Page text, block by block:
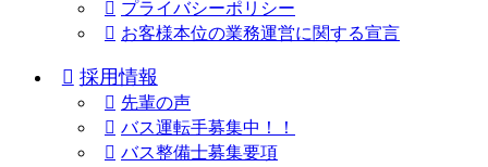
プライバシーポリシー
お客様本位の業務運営に関する宣言
採用情報
先輩の声
バス運転手募集中！！
バス整備士募集要項